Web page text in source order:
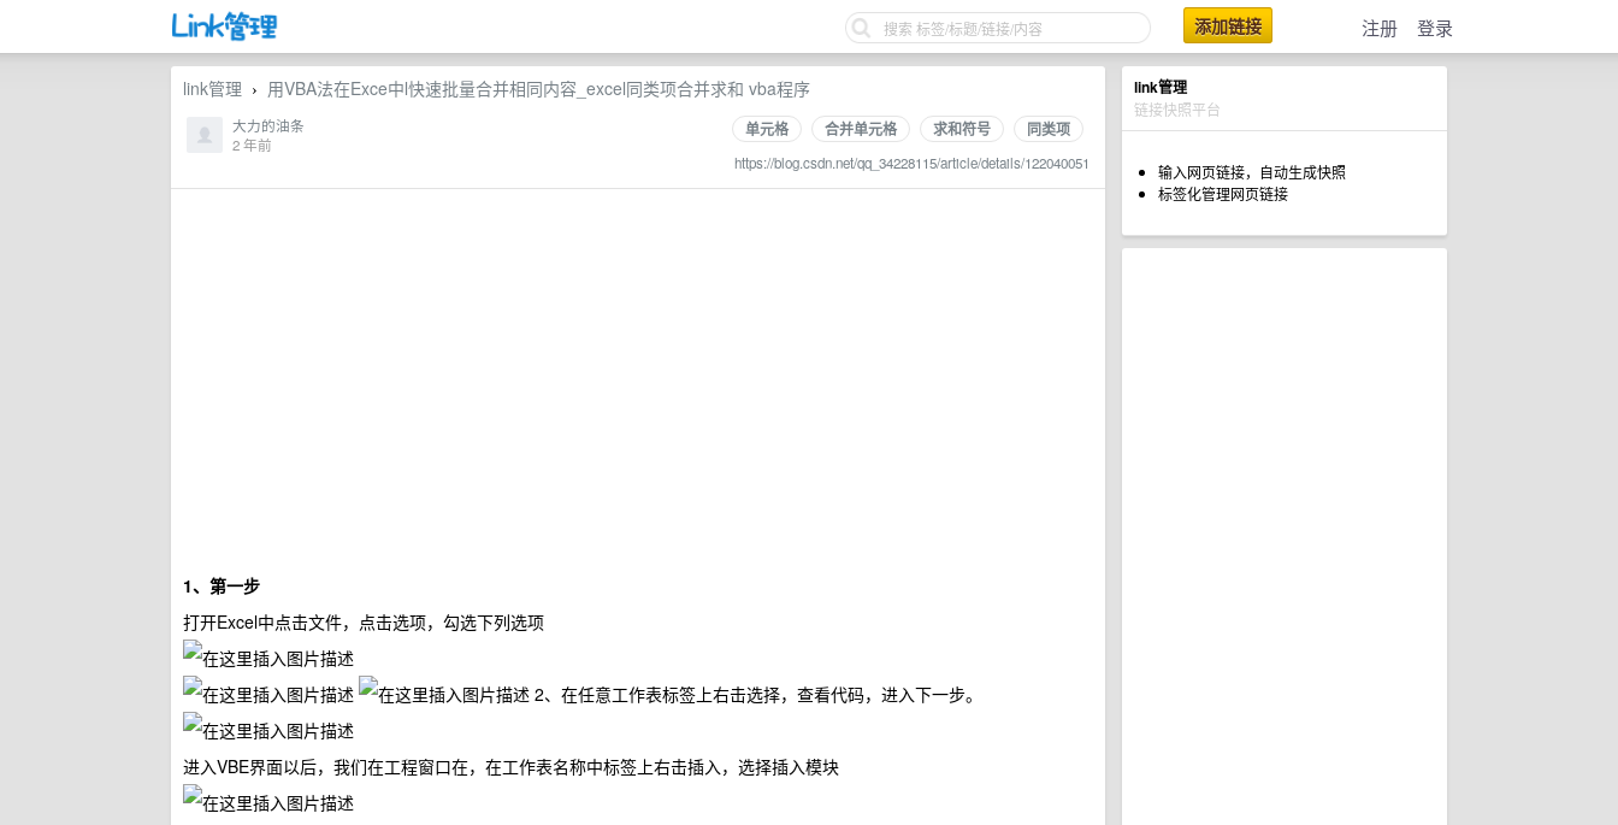
添加链接 注册 登录
link管理
链接快照平台
输入网页链接，自动生成快照
标签化管理网页链接
link管理 › 用VBA法在Exce中l快速批量合并相同内容_excel同类项合并求和 vba程序
单元格 合并单元格 求和符号 同类项
https://blog.csdn.net/qq_34228115/article/details/122040051
大力的油条
2 年前
1、第一步
打开Excel中点击文件，点击选项，勾选下列选项
2、在任意工作表标签上右击选择，查看代码，进入下一步。
进入VBE界面以后，我们在工程窗口在，在工作表名称中标签上右击插入，选择插入模块